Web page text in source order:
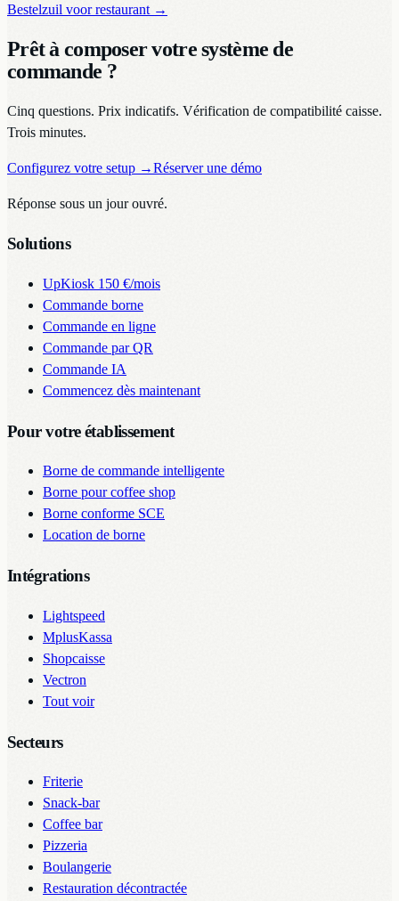
Bestelzuil voor restaurant →
Prêt à composer votre système de
commande ?
Cinq questions. Prix indicatifs. Vérification de compatibilité caisse.
Trois minutes.
Configurez votre setup →Réserver une démo
Réponse sous un jour ouvré.
Solutions
UpKiosk 150 €/mois
Commande borne
Commande en ligne
Commande par QR
Commande IA
Commencez dès maintenant
Pour votre établissement
Borne de commande intelligente
Borne pour coffee shop
Borne conforme SCE
Location de borne
Intégrations
Lightspeed
MplusKassa
Shopcaisse
Vectron
Tout voir
Secteurs
Friterie
Snack-bar
Coffee bar
Pizzeria
Boulangerie
Restauration décontractée